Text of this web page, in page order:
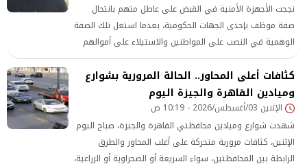
نجحت الأجهزة الأمنية في القبض على عاطل متهم بانتحال
صفة موظف بإحدى الجهات الحكومية، بعدما استغل تلك الصفة
الوهمية في النصب على المواطنين والاستيلاء على أموالهم
بزعم إنهاء إجراءات تخصيص أراضٍ ووحدات سكنية
كثافات أعلى المحاور.. الحالة المرورية بشوارع
وميادين القاهرة والجيزة اليوم
الإثنين 03/أغسطس/2026 - 10:19 ص
شهدت شوارع وميادين محافظتي القاهرة والجيزة، صباح اليوم
الإثنين، كثافات مرورية متحركة على أغلب المحاور والطرق
الرابطة بين المحافظتين، سواء السريعة أو الصحراوية أو الزراعية،